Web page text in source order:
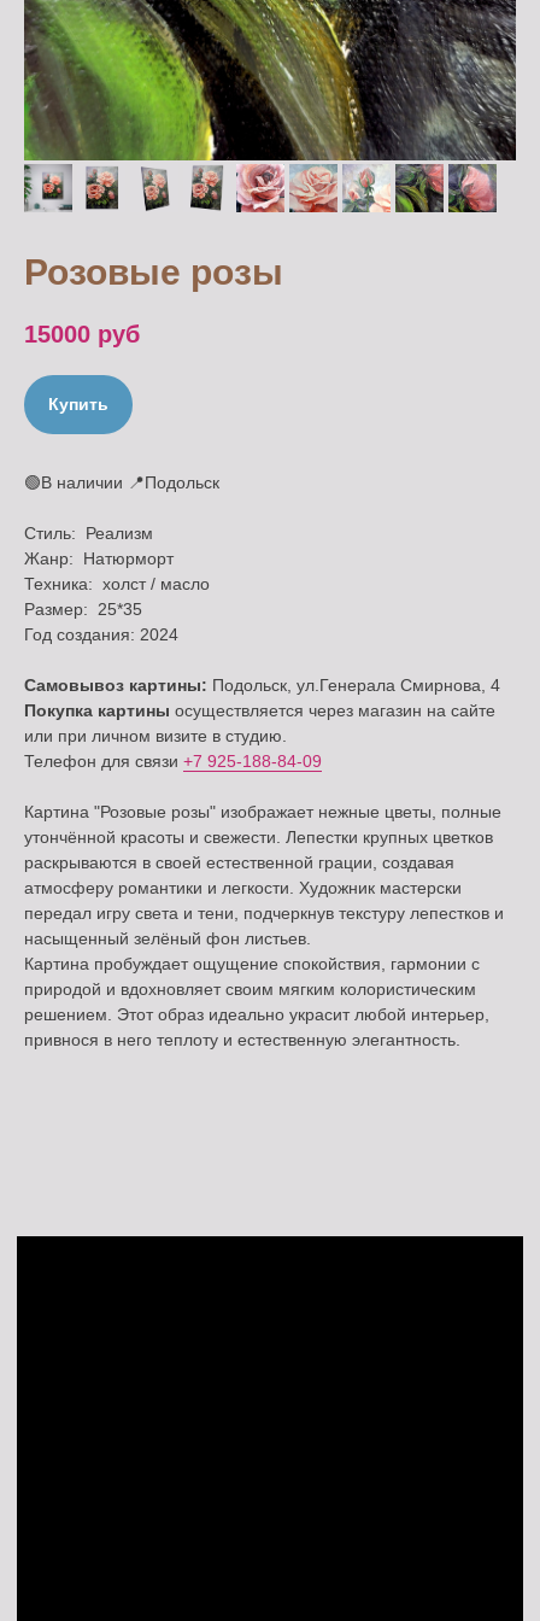
Розовые розы
15000 руб
Купить
🟢В наличии 📍Подольск
Стиль: Реализм
Жанр: Натюрморт
Техника: холст / масло
Размер: 25*35
Год создания: 2024
Самовывоз картины: Подольск, ул.Генерала Смирнова, 4
Покупка картины осуществляется через магазин на сайте
или при личном визите в студию.
Телефон для связи +7 925-188-84-09
Картина "Розовые розы" изображает нежные цветы, полные
утончённой красоты и свежести. Лепестки крупных цветков
раскрываются в своей естественной грации, создавая
атмосферу романтики и легкости. Художник мастерски
передал игру света и тени, подчеркнув текстуру лепестков и
насыщенный зелёный фон листьев.
Картина пробуждает ощущение спокойствия, гармонии с
природой и вдохновляет своим мягким колористическим
решением. Этот образ идеально украсит любой интерьер,
привнося в него теплоту и естественную элегантность.